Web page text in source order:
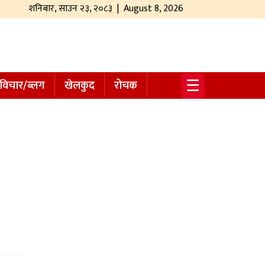
शनिबार,साउन२३,२०८३ | August 8, 2026
☰
विचार/ब्लग खेलकुद रोचक